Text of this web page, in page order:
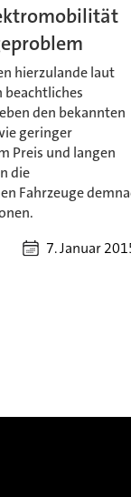
hierzulande laut
beachtliches
den bekannten
geringer
Preis und langen
die
Fahrzeuge
7. Januar